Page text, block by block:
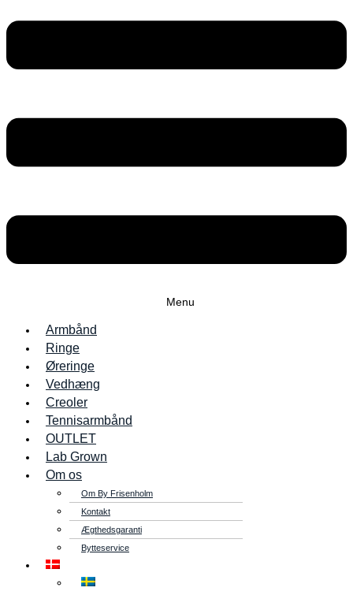
Menu
Armbånd
Ringe
Øreringe
Vedhæng
Creoler
Tennisarmbånd
OUTLET
Lab Grown
Om os
Om By Frisenholm
Kontakt
Ægthedsgaranti
Bytteservice